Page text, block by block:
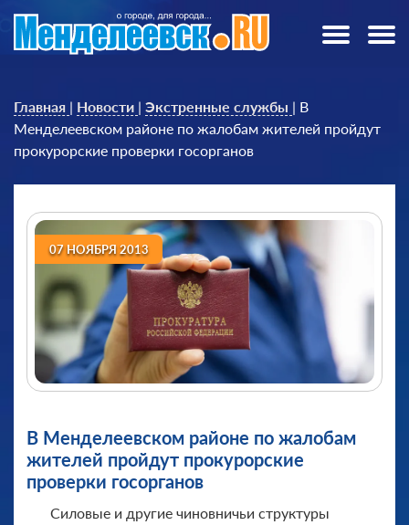
Главная | Новости | Экстренные службы | В
Менделеевском районе по жалобам жителей пройдут
прокурорские проверки госорганов
07 НОЯБРЯ 2013
В Менделеевском районе по жалобам
жителей пройдут прокурорские
проверки госорганов
Силовые и другие чиновничьи структуры